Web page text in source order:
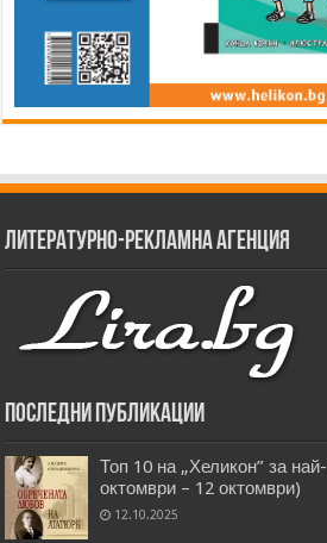
Литературно-рекламна агенция
Последни публикации
Топ 10 на „Хеликон” за
октомври – 12 октомври)
12.10.2025